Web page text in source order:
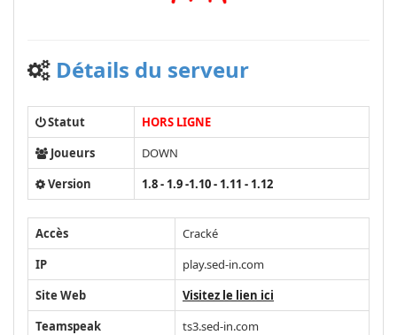
Détails du serveur
Statut
HORS LIGNE
Joueurs
DOWN
Version
1.8 - 1.9 -1.10 - 1.11 - 1.12
Accès
Cracké
IP
play.sed-in.com
Site Web
Visitez le lien ici
Teamspeak
ts3.sed-in.com